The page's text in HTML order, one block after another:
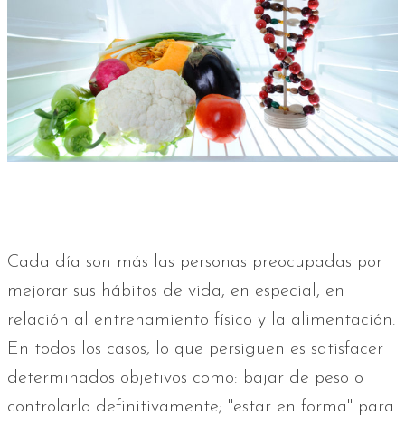
Cada día son más las personas preocupadas por
mejorar sus hábitos de vida, en especial, en
relación al entrenamiento físico y la alimentación.
En todos los casos, lo que persiguen es satisfacer
determinados objetivos como: bajar de peso o
controlarlo definitivamente; "estar en forma" para